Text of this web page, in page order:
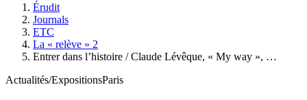
Érudit
Journals
ETC
La « relève » 2
Entrer dans l’histoire / Claude Lévêque, « My way », …
Actualités/ExpositionsParis